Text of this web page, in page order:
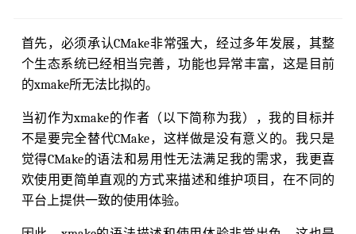
首先，必须承认CMake非常强大，经过多年发展，其整
个生态系统已经相当完善，功能也异常丰富，这是目前
的xmake所无法比拟的。
当初作为xmake的作者（以下简称为我），我的目标并
不是要完全替代CMake，这样做是没有意义的。我只是
觉得CMake的语法和易用性无法满足我的需求，我更喜
欢使用更简单直观的方式来描述和维护项目，在不同的
平台上提供一致的使用体验。